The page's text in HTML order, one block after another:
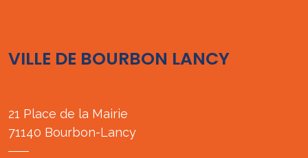
VILLE DE BOURBON LANCY
21 Place de la Mairie
71140 Bourbon-Lancy